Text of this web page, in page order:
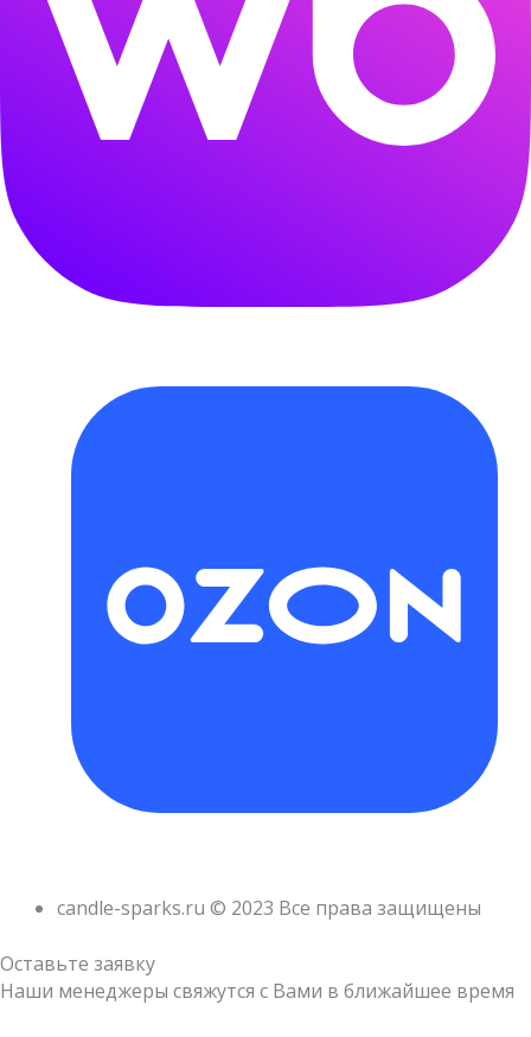
candle-sparks.ru © 2023 Все права защищены
Оставьте заявку
Наши менеджеры свяжутся с Вами в ближайшее время